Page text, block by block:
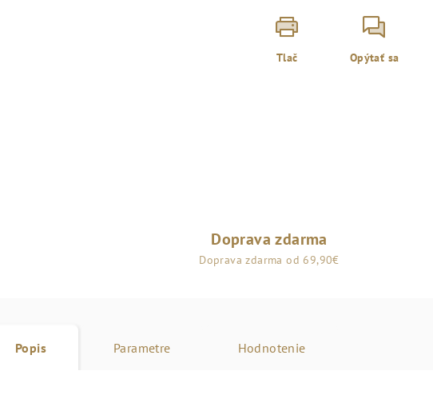
Tlač Opýtať sa
Doprava zdarma
Doprava zdarma od 69,90€
Popis Parametre Hodnotenie